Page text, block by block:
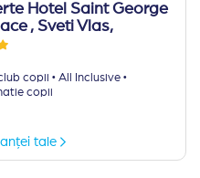
Hotel Saint George
, Sveti Vlas,
copii ·All Inclusive ·
copii
tale